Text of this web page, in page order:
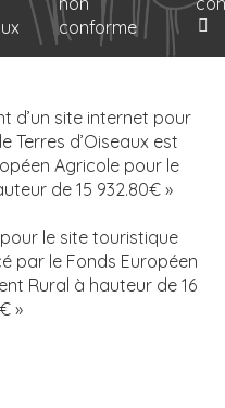
conforme
d’un site internet pour
Terres d’Oiseaux est
Agricole pour le
de 15 932.80€ »
le site touristique
par le Fonds Européen
Rural à hauteur de 16
»